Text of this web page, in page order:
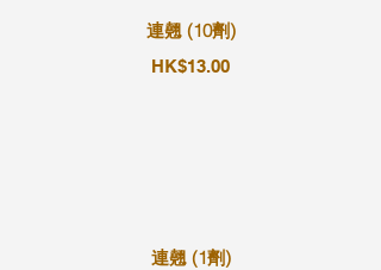
連翹 (10劑)
HK$13.00
連翹 (1劑)